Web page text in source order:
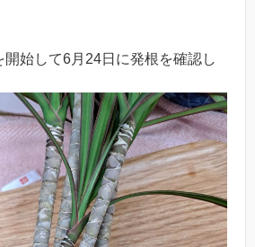
始して6月24日に発根を確認し